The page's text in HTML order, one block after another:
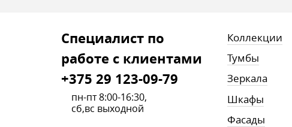
Cпециалист по
работе с клиентами
+375 29 123-09-79
пн-пт 8:00-16:30,
сб,вс выходной
Коллекции
Тумбы
Зеркала
Шкафы
Фасады